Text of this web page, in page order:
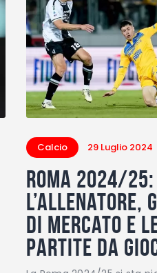
Calcio 29 Luglio 2024
Roma 2024/
l’allenatore,
di mercato e
partite da